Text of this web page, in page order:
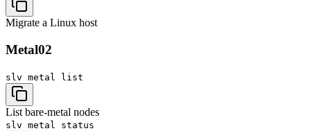
Migrate a Linux host
Metal02
slv metal list
List bare-metal nodes
slv metal status